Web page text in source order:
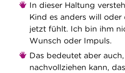
In dieser Haltung
Kind es anders will oder
jetzt fühlt. Ich bin ihm
Wunsch oder Impuls.
Das bedeutet aber
nachvollziehen kann,